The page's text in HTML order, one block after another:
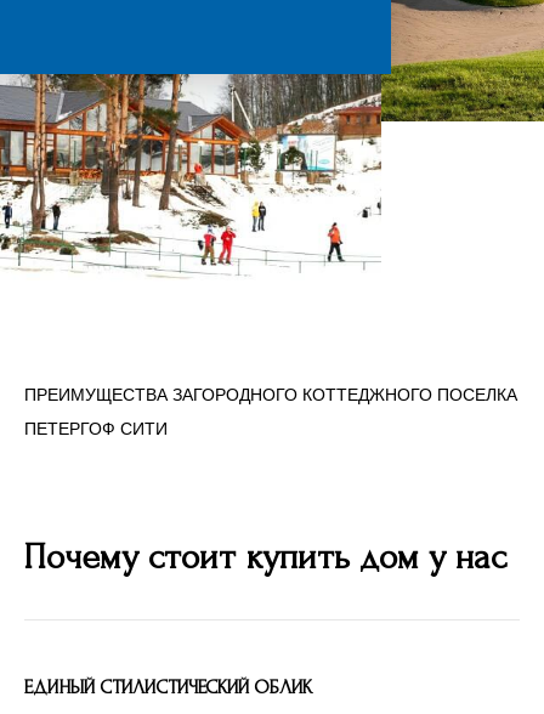
ПРЕИМУЩЕСТВА ЗАГОРОДНОГО КОТТЕДЖНОГО ПОСЕЛКА
ПЕТЕРГОФ СИТИ
Почему стоит купить дом у нас
ЕДИНЫЙ СТИЛИСТИЧЕСКИЙ ОБЛИК